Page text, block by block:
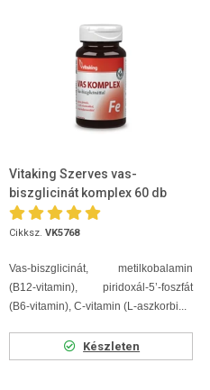
Vitaking Szerves vas-
biszglicinát komplex 60 db
Cikksz. VK5768
Vas-biszglicinát, metilkobalamin
(B12-vitamin), piridoxál-5’-foszfát
(B6-vitamin), C-vitamin (L-aszkorbi...
Készleten